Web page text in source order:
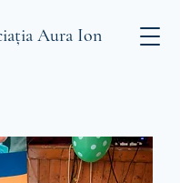
Aura Ion